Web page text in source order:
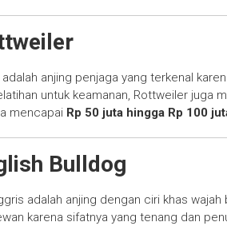
anjing penjaga yang terkenal
untuk keamanan, Rottweiler juga
mencapai Rp 50 juta hingga Rp 100
Bulldog
adalah anjing dengan ciri khas
karena sifatnya yang tenang dan